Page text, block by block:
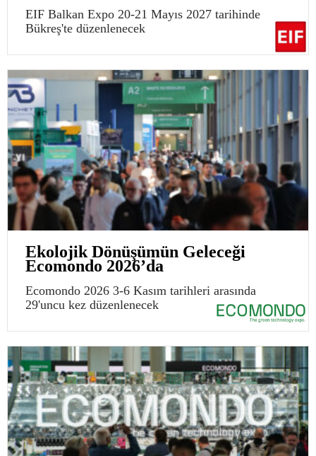
EIF Balkan Expo 20-21 Mayıs 2027 tarihinde
Bükreş'te düzenlenecek
Ekolojik Dönüşümün Geleceği
Ecomondo 2026’da
Ecomondo 2026 3-6 Kasım tarihleri arasında
29'uncu kez düzenlenecek